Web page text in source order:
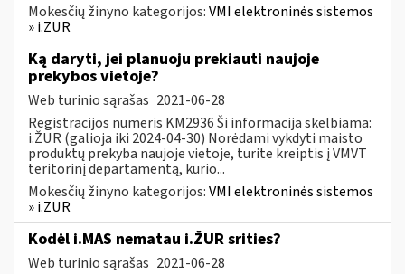
Mokesčių žinyno kategorijos:VMI elektroninės sistemos
» i.ZUR
Ką daryti, jei planuoju prekiauti naujoje
prekybos vietoje?
Web turinio sąrašas 2021-06-28
Registracijos numeris KM2936 Ši informacija skelbiama:
i.ŽUR (galioja iki 2024-04-30) Norėdami vykdyti maisto
produktų prekyba naujoje vietoje, turite kreiptis į VMVT
teritorinį departamentą, kurio...
Mokesčių žinyno kategorijos:VMI elektroninės sistemos
» i.ZUR
Kodėl i.MAS nematau i.ŽUR srities?
Web turinio sąrašas 2021-06-28